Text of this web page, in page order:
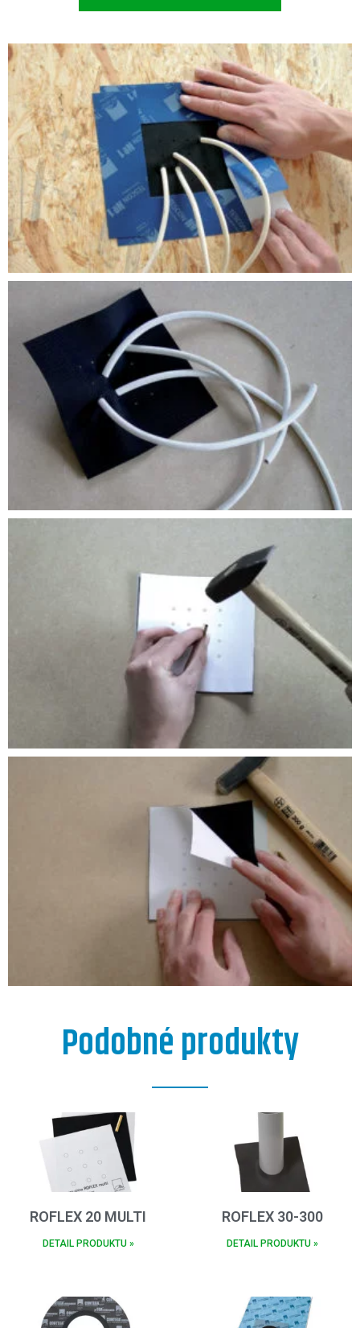
Podobné produkty
ROFLEX 20 MULTI
DETAIL PRODUKTU »
ROFLEX 30-300
DETAIL PRODUKTU »